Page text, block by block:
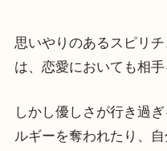
思いやりのあるスピリ
は、恋愛においても相
しかし優しさが行き過
ルギーを奪われたり、